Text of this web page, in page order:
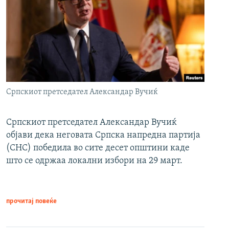
Српскиот претседател Александар Вучиќ
Српскиот претседател Александар Вучиќ
објави дека неговата Српска напредна партија
(СНС) победила во сите десет општини каде
што се одржаа локални избори на 29 март.
прочитај повеќе